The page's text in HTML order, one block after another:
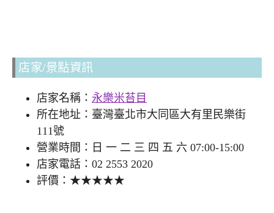
店家/景點資訊
店家名稱： 永樂米苔目
所在地址：臺灣臺北市大同區大有里民樂街
111號
營業時間：日 一 二 三 四 五 六 07:00-15:00
店家電話：02 2553 2020
評價：★★★★★